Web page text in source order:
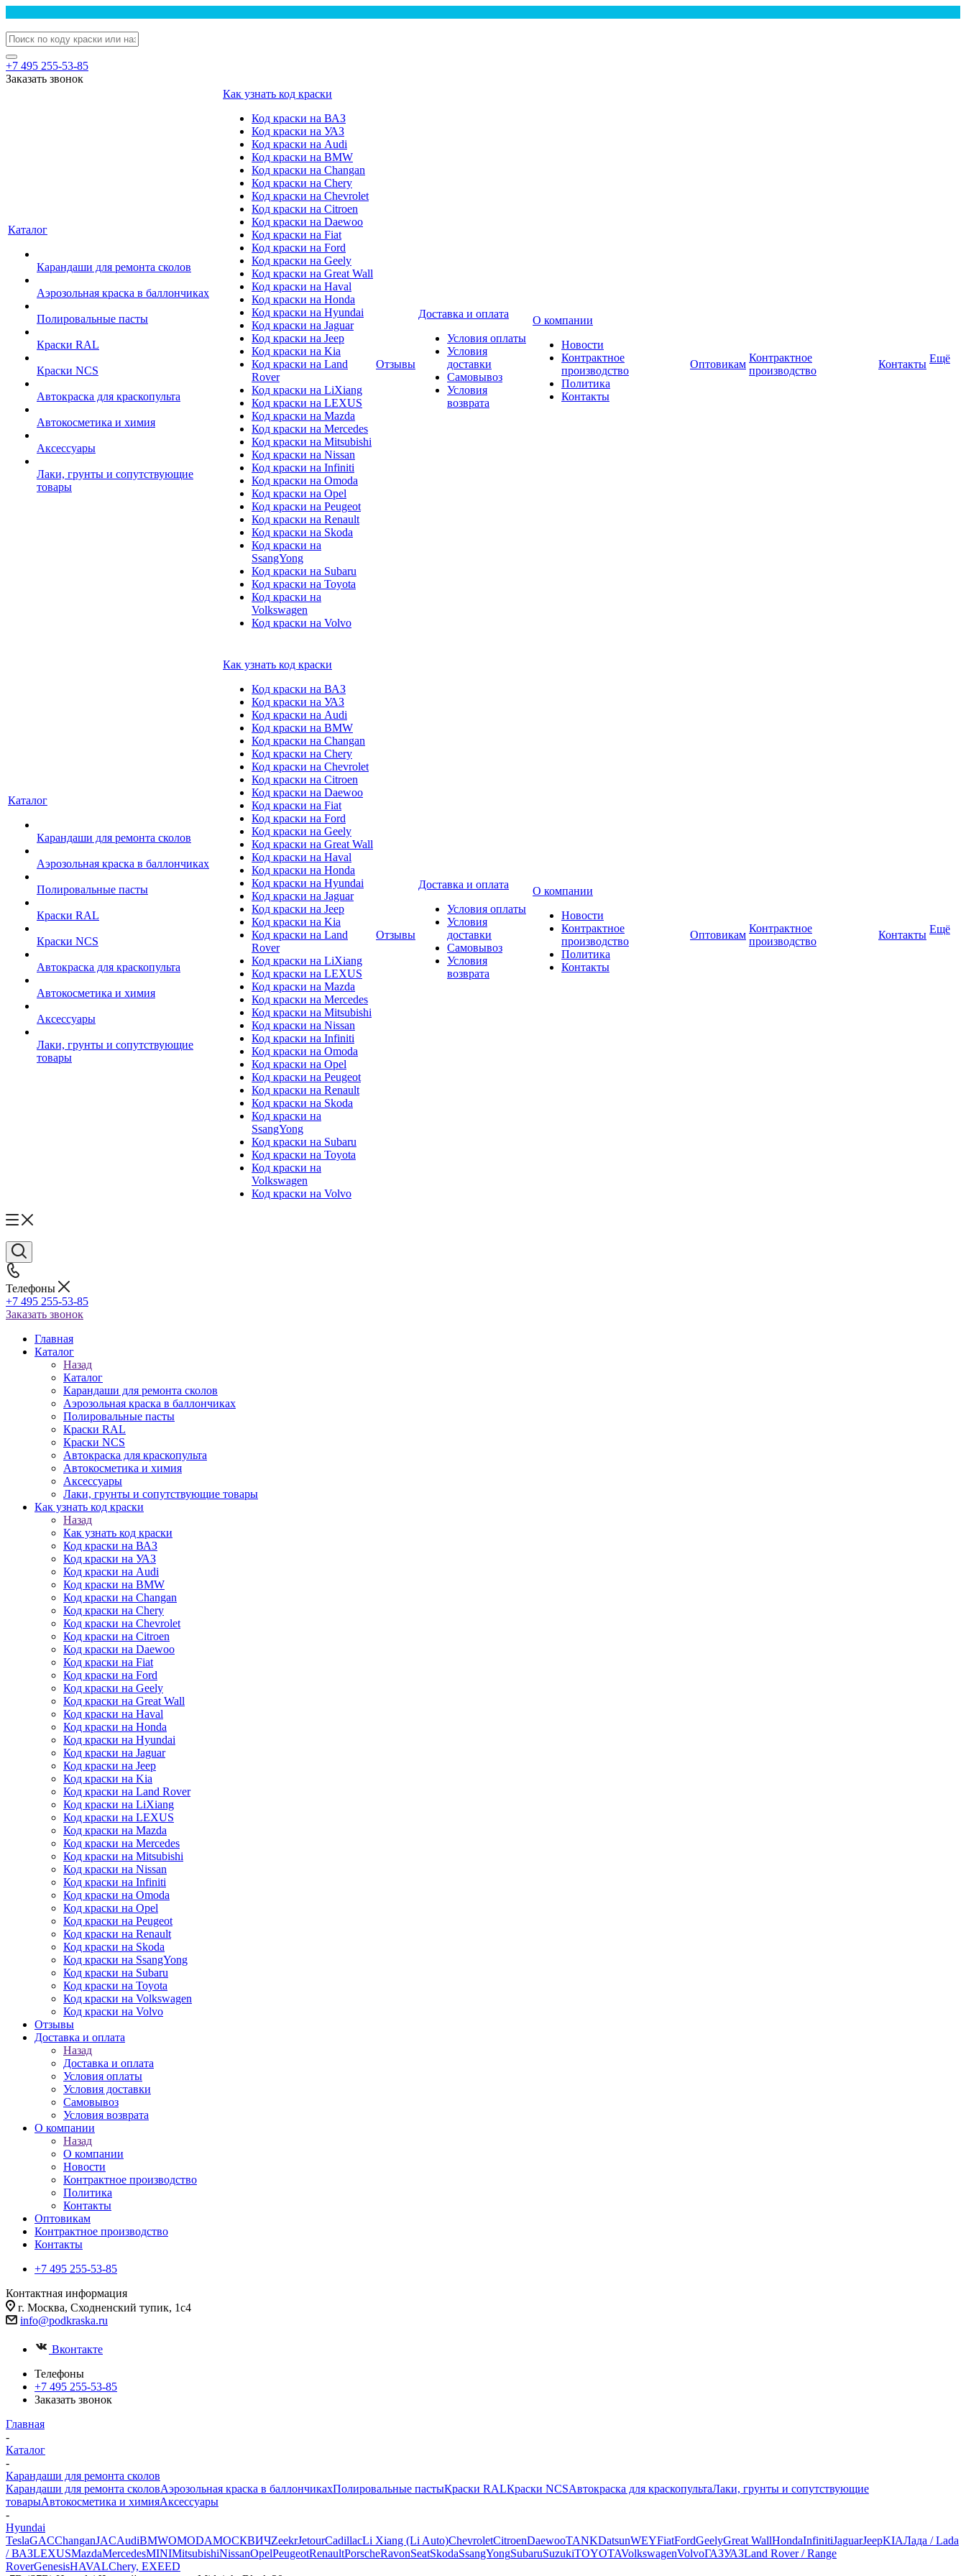
+7 495 255-53-85
Заказать звонок
Каталог
Карандаши для ремонта сколов
Аэрозольная краска в баллончиках
Полировальные пасты
Краски RAL
Краски NCS
Автокраска для краскопульта
Автокосметика и химия
Аксессуары
Лаки, грунты и сопутствующие
товары
Как узнать код краски
Код краски на ВАЗ
Код краски на УАЗ
Код краски на Audi
Код краски на BMW
Код краски на Changan
Код краски на Chery
Код краски на Chevrolet
Код краски на Citroen
Код краски на Daewoo
Код краски на Fiat
Код краски на Ford
Код краски на Geely
Код краски на Great Wall
Код краски на Haval
Код краски на Honda
Код краски на Hyundai
Код краски на Jaguar
Код краски на Jeep
Код краски на Kia
Код краски на Land
Rover
Код краски на LiXiang
Код краски на LEXUS
Код краски на Mazda
Код краски на Mercedes
Код краски на Mitsubishi
Код краски на Nissan
Код краски на Infiniti
Код краски на Omoda
Код краски на Opel
Код краски на Peugeot
Код краски на Renault
Код краски на Skoda
Код краски на
SsangYong
Код краски на Subaru
Код краски на Toyota
Код краски на
Volkswagen
Код краски на Volvo
Отзывы
Доставка и оплата
Условия оплаты
Условия
доставки
Самовывоз
Условия
возврата
О компании
Новости
Контрактное
производство
Политика
Контакты
Оптовикам
Контрактное
производство
Контакты Ещё
Каталог
Карандаши для ремонта сколов
Аэрозольная краска в баллончиках
Полировальные пасты
Краски RAL
Краски NCS
Автокраска для краскопульта
Автокосметика и химия
Аксессуары
Лаки, грунты и сопутствующие
товары
Как узнать код краски
Код краски на ВАЗ
Код краски на УАЗ
Код краски на Audi
Код краски на BMW
Код краски на Changan
Код краски на Chery
Код краски на Chevrolet
Код краски на Citroen
Код краски на Daewoo
Код краски на Fiat
Код краски на Ford
Код краски на Geely
Код краски на Great Wall
Код краски на Haval
Код краски на Honda
Код краски на Hyundai
Код краски на Jaguar
Код краски на Jeep
Код краски на Kia
Код краски на Land
Rover
Код краски на LiXiang
Код краски на LEXUS
Код краски на Mazda
Код краски на Mercedes
Код краски на Mitsubishi
Код краски на Nissan
Код краски на Infiniti
Код краски на Omoda
Код краски на Opel
Код краски на Peugeot
Код краски на Renault
Код краски на Skoda
Код краски на
SsangYong
Код краски на Subaru
Код краски на Toyota
Код краски на
Volkswagen
Код краски на Volvo
Отзывы
Доставка и оплата
Условия оплаты
Условия
доставки
Самовывоз
Условия
возврата
О компании
Новости
Контрактное
производство
Политика
Контакты
Оптовикам
Контрактное
производство
Контакты Ещё
Телефоны
+7 495 255-53-85
Заказать звонок
Главная
Каталог
Назад
Каталог
Карандаши для ремонта сколов
Аэрозольная краска в баллончиках
Полировальные пасты
Краски RAL
Краски NCS
Автокраска для краскопульта
Автокосметика и химия
Аксессуары
Лаки, грунты и сопутствующие товары
Как узнать код краски
Назад
Как узнать код краски
Код краски на ВАЗ
Код краски на УАЗ
Код краски на Audi
Код краски на BMW
Код краски на Changan
Код краски на Chery
Код краски на Chevrolet
Код краски на Citroen
Код краски на Daewoo
Код краски на Fiat
Код краски на Ford
Код краски на Geely
Код краски на Great Wall
Код краски на Haval
Код краски на Honda
Код краски на Hyundai
Код краски на Jaguar
Код краски на Jeep
Код краски на Kia
Код краски на Land Rover
Код краски на LiXiang
Код краски на LEXUS
Код краски на Mazda
Код краски на Mercedes
Код краски на Mitsubishi
Код краски на Nissan
Код краски на Infiniti
Код краски на Omoda
Код краски на Opel
Код краски на Peugeot
Код краски на Renault
Код краски на Skoda
Код краски на SsangYong
Код краски на Subaru
Код краски на Toyota
Код краски на Volkswagen
Код краски на Volvo
Отзывы
Доставка и оплата
Назад
Доставка и оплата
Условия оплаты
Условия доставки
Самовывоз
Условия возврата
О компании
Назад
О компании
Новости
Контрактное производство
Политика
Контакты
Оптовикам
Контрактное производство
Контакты
+7 495 255-53-85
Контактная информация
г. Москва, Сходненский тупик, 1с4
info@podkraska.ru
Вконтакте
Телефоны
+7 495 255-53-85
Заказать звонок
Главная
-
Каталог
-
Карандаши для ремонта сколов
Карандаши для ремонта сколовАэрозольная краска в баллончикахПолировальные пастыКраски RALКраски NCSАвтокраска для краскопультаЛаки, грунты и сопутствующие
товарыАвтокосметика и химияАксессуары
-
Hyundai
TeslaGACChanganJACAudiBMWOMODAМОСКВИЧZeekrJetourCadillacLi Xiang (Li Auto)ChevroletCitroenDaewooTANKDatsunWEYFiatFordGeelyGreat WallHondaInfinitiJaguarJeepKIAЛада / Lada
/ ВАЗLEXUSMazdaMercedesMINIMitsubishiNissanOpelPeugeotRenaultPorscheRavonSeatSkodaSsangYongSubaruSuzukiTOYOTAVolkswagenVolvoГАЗУАЗLand Rover / Range
RoverGenesisHAVALChery, EXEED